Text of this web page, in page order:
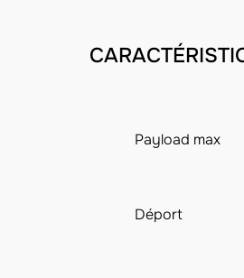
Payload max
Déport